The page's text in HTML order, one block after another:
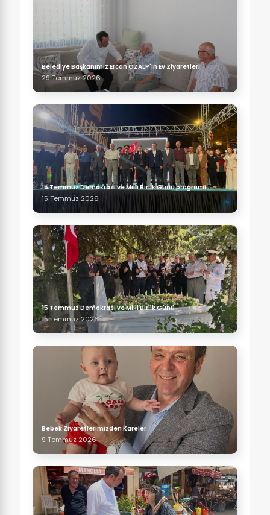
Belediye Başkanımız Ercan ÖZALP'in Ev Ziyaretleri
29 Temmuz 2026
15 Temmuz Demokrasi ve Milli Birlik Günü programı
15 Temmuz 2026
15 Temmuz Demokrasi ve Milli Birlik Günü
15 Temmuz 2026
Bebek Ziyaretlerimizden Kareler
9 Temmuz 2026